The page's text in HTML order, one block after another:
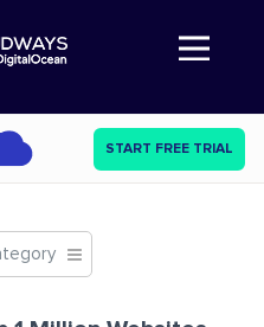
Abre a navegação
START FREE TRIAL